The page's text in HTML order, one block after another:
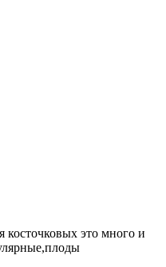
косточковых это много и